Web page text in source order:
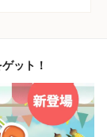
ット！